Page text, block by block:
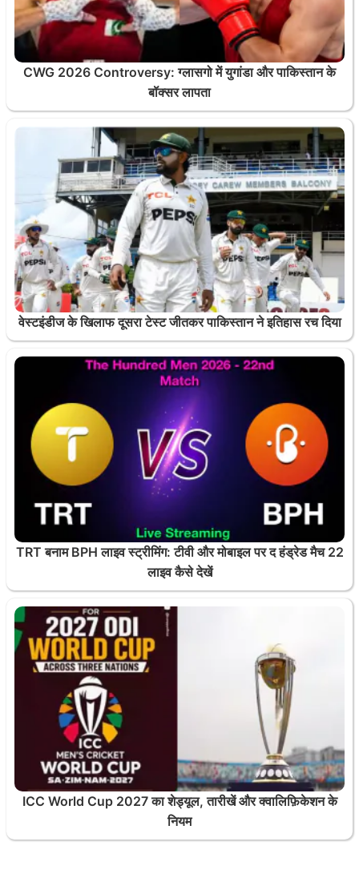
CWG 2026 Controversy: ग्लासगो में युगांडा और पाकिस्तान के
बॉक्सर लापता
वेस्टइंडीज के खिलाफ दूसरा टेस्ट जीतकर पाकिस्तान ने इतिहास रच दिया
TRT बनाम BPH लाइव स्ट्रीमिंग: टीवी और मोबाइल पर द हंड्रेड मैच 22
लाइव कैसे देखें
ICC World Cup 2027 का शेड्यूल, तारीखें और क्वालिफ़िकेशन के
नियम